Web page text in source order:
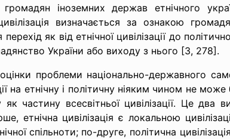
іноземних держав етнічного
визначається за ознакою
як від етнічної цивілізації до
України або виходу з нього [3, 278].
проблеми національно-державного
на етнічну і політичну ніяким чином не
частину всесвітньої цивілізації. Це два
етнічна цивілізація є локальною
спільноти; по-друге, політична